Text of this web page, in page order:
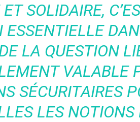
SOLIDAIRE,
ESSENTIELLE
LA QUESTION
VALABLE
SÉCURITAIRES
LES NOTIONS